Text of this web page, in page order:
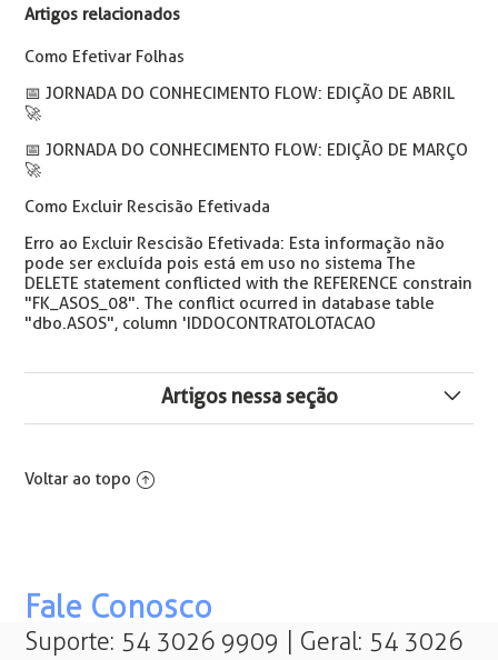
Artigos relacionados
Como Efetivar Folhas
📅️ JORNADA DO CONHECIMENTO FLOW: EDIÇÃO DE ABRIL
🚀
📅️ JORNADA DO CONHECIMENTO FLOW: EDIÇÃO DE MARÇO
🚀
Como Excluir Rescisão Efetivada
Erro ao Excluir Rescisão Efetivada: Esta informação não
pode ser excluída pois está em uso no sistema The
DELETE statement conflicted with the REFERENCE constrain
"FK_ASOS_08". The conflict ocurred in database table
"dbo.ASOS", column 'IDDOCONTRATOLOTACAO
Artigos nessa seção
Rescisão (Crédito do Trabalhador)
Composição da Remuneração Disponível nas Verbas
Rescisórias para eConsignado
Voltar ao topo
Fale Conosco
Suporte: 54 3026 9909 | Geral: 54 3026